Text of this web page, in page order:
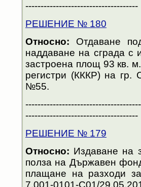
-------------------------------------
РЕШЕНИЕ № 180
Относно: Отдаване
наддаване на сграда с
застроена площ 93 кв.
регистри (КККР) на
№55.
-------------------------------------
РЕШЕНИЕ № 179
Относно: Издаване на
полза на Държавен
плащане на разходи
7.001-0101-С01/